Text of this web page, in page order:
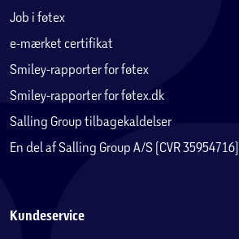
Job i føtex
e-mærket certifikat
Smiley-rapporter for føtex
Smiley-rapporter for føtex.dk
Salling Group tilbagekaldelser
En del af Salling Group A/S (CVR 35954716)
Kundeservice